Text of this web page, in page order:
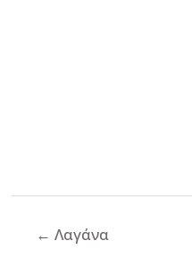
Πλοήγηση
← Λαγάνα